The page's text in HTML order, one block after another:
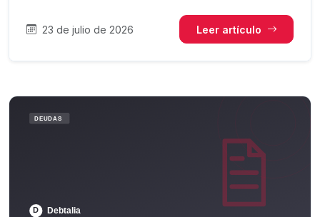
23 de julio de 2026 Leer artículo